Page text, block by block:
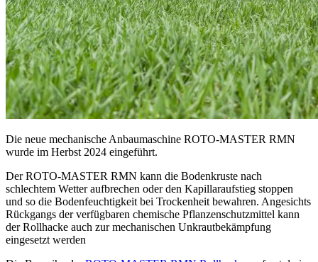
Die neue mechanische Anbaumaschine ROTO-MASTER RMN
wurde im Herbst 2024 eingeführt.
Der ROTO-MASTER RMN kann die Bodenkruste nach
schlechtem Wetter aufbrechen oder den Kapillaraufstieg stoppen
und so die Bodenfeuchtigkeit bei Trockenheit bewahren. Angesichts
Rückgangs der verfügbaren chemische Pflanzenschutzmittel kann
der Rollhacke auch zur mechanischen Unkrautbekämpfung
eingesetzt werden